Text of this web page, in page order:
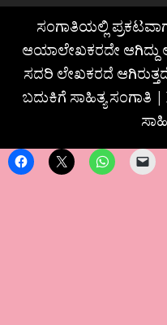
ಸಂಗಾತಿಯಲ್ಲಿ
ಆಯಾಲೇಖಕರದೇ
ಸದರಿ ಲೇಖಕರದೆ
ಬದುಕಿಗೆ ಸಾಹಿತ್ಯ ಸಂಗಾತಿ